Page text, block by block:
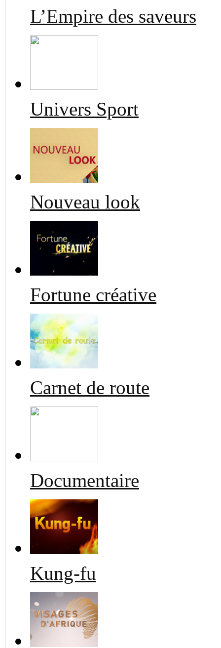
L’Empire des saveurs
Univers Sport
Nouveau look
Fortune créative
Carnet de route
Documentaire
Kung-fu